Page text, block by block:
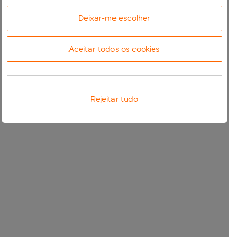
Deixar-me escolher
Aceitar todos os cookies
Rejeitar tudo